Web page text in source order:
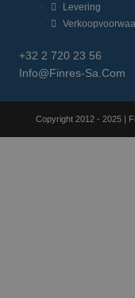
Levering
+32 2 720 23 56
Info@finres-Sa.com
Copyright 2012 - 2025 |